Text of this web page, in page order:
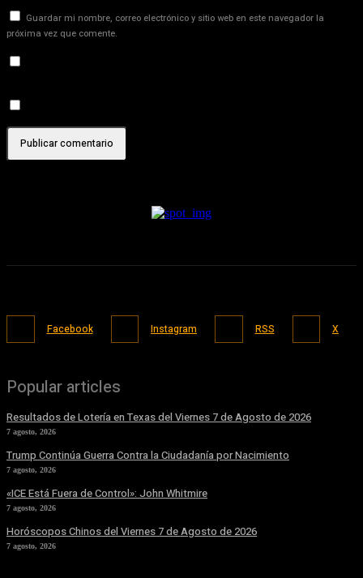
Guardar mi nombre, correo electrónico y sitio web en este navegador la
próxima vez que comente.
Facebook Instagram RSS X
Popular articles
Resultados de Lotería en Texas del Viernes 7 de Agosto de 2026
7 agosto, 2026
Trump Continúa Guerra Contra la Ciudadanía por Nacimiento
7 agosto, 2026
«ICE Está Fuera de Control»: John Whitmire
7 agosto, 2026
Horóscopos Chinos del Viernes 7 de Agosto de 2026
7 agosto, 2026